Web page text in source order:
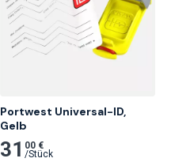
Portwest Universal-ID,
Gelb
31 00 €
/Stück